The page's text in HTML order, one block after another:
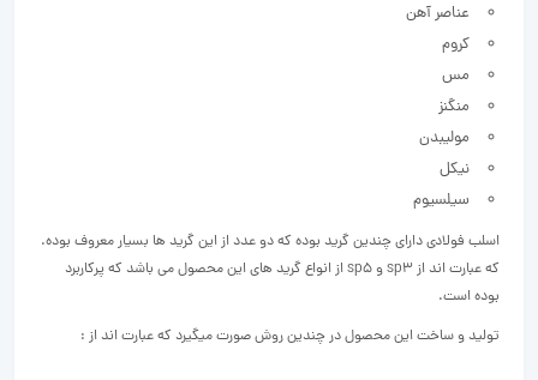
عناصر آهن
کروم
مس
منگنز
مولیبدن
نیکل
سیلسیوم
اسلب فولادی دارای چندین گرید بوده که دو عدد از این گرید ها بسیار معروف بوده.
که عبارت اند از sp3 و sp5 از انواع گرید های این محصول می باشد که پرکاربرد
بوده است.
تولید و ساخت این محصول در چندین روش صورت میگیرد که عبارت اند از :